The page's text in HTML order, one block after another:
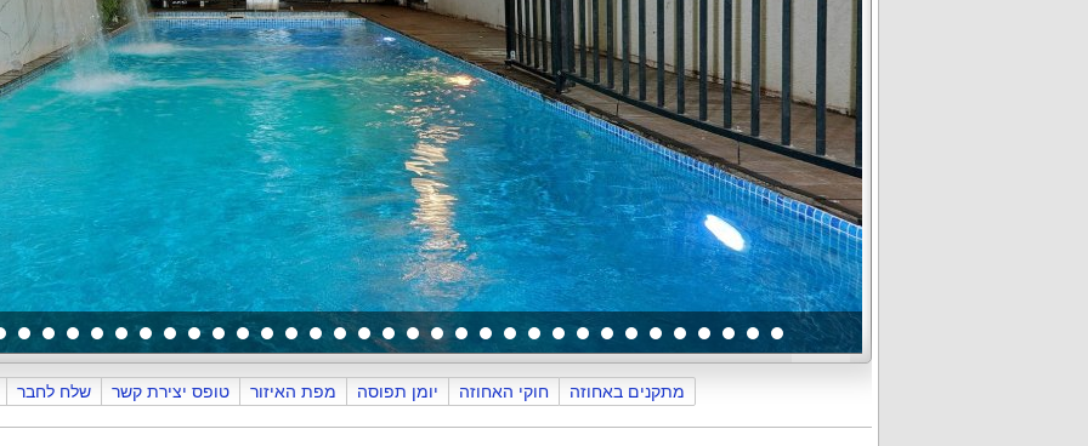
הבריכה והחצר פנים הוילה
המשחקייה
מתקנים באחוזה
חוקי האחוזה יומן תפוסה מפת האיזור טופס יצירת קשר שלח לחבר